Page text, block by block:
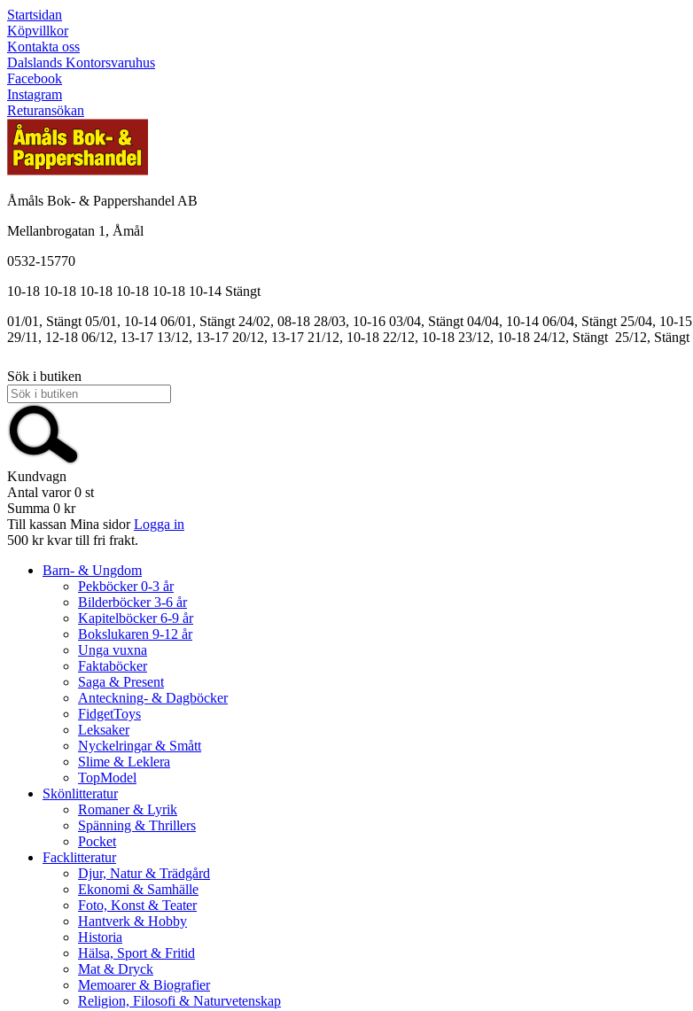
Startsidan
Köpvillkor
Kontakta oss
Dalslands Kontorsvaruhus
Facebook
Instagram
Returansökan
Åmåls Bok- & Pappershandel AB
Mellanbrogatan 1, Åmål
0532-15770
10-18 10-18 10-18 10-18 10-18 10-14 Stängt
01/01, Stängt 05/01, 10-14 06/01, Stängt 24/02, 08-18 28/03, 10-16 03/04, Stängt 04/04, 10-14 06/04, Stängt 25/04, 10-15
29/11, 12-18 06/12, 13-17 13/12, 13-17 20/12, 13-17 21/12, 10-18 22/12, 10-18 23/12, 10-18 24/12, Stängt 25/12, Stängt
Sök i butiken
Kundvagn
Antal varor 0 st
Summa 0 kr
Till kassan Mina sidor Logga in
500 kr kvar till fri frakt.
Barn- & Ungdom
Pekböcker 0-3 år
Bilderböcker 3-6 år
Kapitelböcker 6-9 år
Bokslukaren 9-12 år
Unga vuxna
Faktaböcker
Saga & Present
Anteckning- & Dagböcker
FidgetToys
Leksaker
Nyckelringar & Smått
Slime & Leklera
TopModel
Skönlitteratur
Romaner & Lyrik
Spänning & Thrillers
Pocket
Facklitteratur
Djur, Natur & Trädgård
Ekonomi & Samhälle
Foto, Konst & Teater
Hantverk & Hobby
Historia
Hälsa, Sport & Fritid
Mat & Dryck
Memoarer & Biografier
Religion, Filosofi & Naturvetenskap